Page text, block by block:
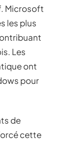
Microsoft
les plus
Les
ont
pour
de
cette